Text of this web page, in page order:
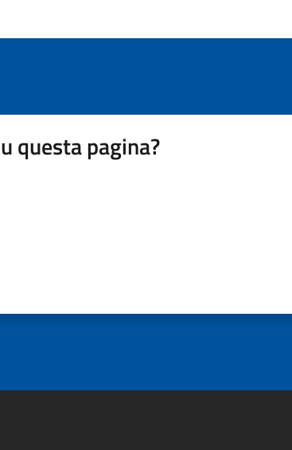
questa pagina?